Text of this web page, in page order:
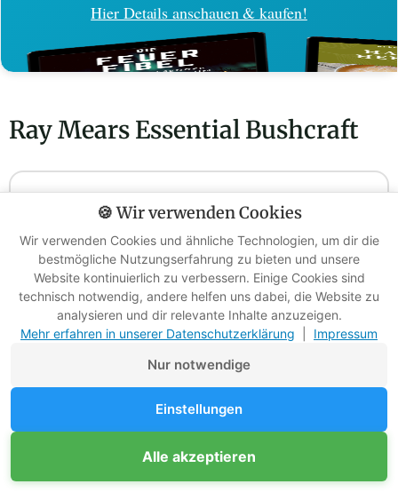
Hier Details anschauen & kaufen!
Ray Mears Essential Bushcraft
Unterstütze Survival-Kompass
🍪 Wir verwenden Cookies
Wir verwenden Cookies und ähnliche Technologien, um dir die
bestmögliche Nutzungserfahrung zu bieten und unsere
Website kontinuierlich zu verbessern. Einige Cookies sind
technisch notwendig, andere helfen uns dabei, die Website zu
analysieren und dir relevante Inhalte anzuzeigen.
Mehr erfahren in unserer Datenschutzerklärung
Impressum
Nur notwendige
Einstellungen
Alle akzeptieren